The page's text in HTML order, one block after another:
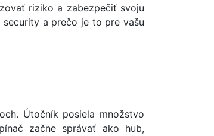
riziko a zabezpečiť svoju
a prečo je to pre vašu
Útočník posiela množstvo
začne správať ako hub,